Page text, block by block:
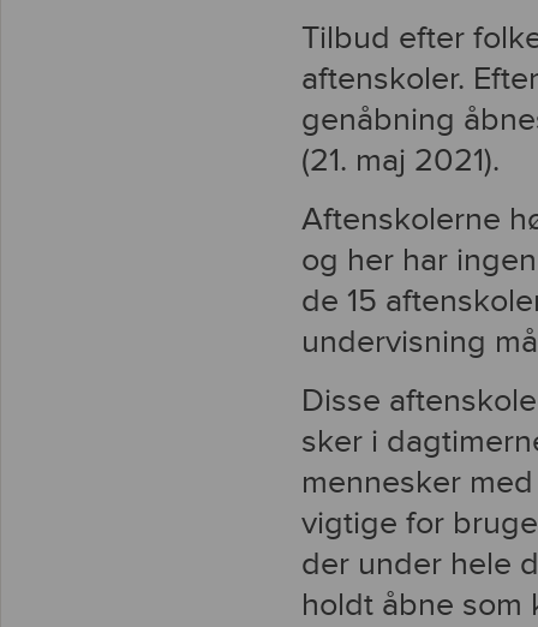
Tilbud efter
aftenskoler.
genåbning
(21. maj 2021).
Aftenskolerne
og her har
de 15
undervisning
Disse
sker i
mennesker
vigtige for
der under hele
holdt åbne som